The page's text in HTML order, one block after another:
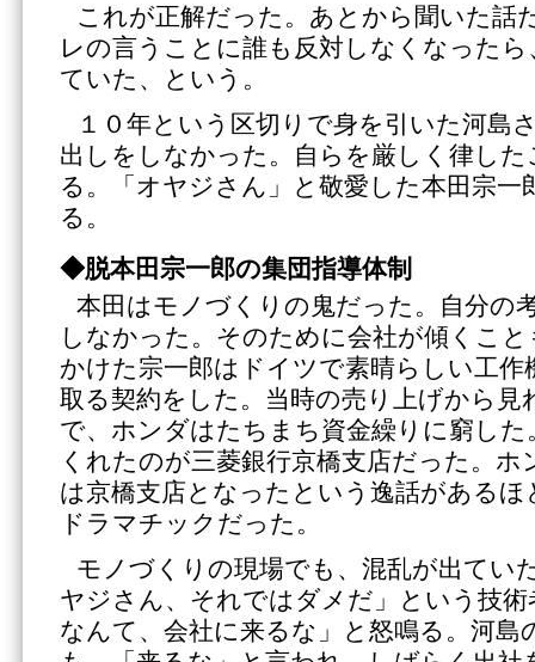
これが正解だった。あとから聞いた話
レの言うことに誰も反対しなくなった
ていた、という。
１０年という区切りで身を引いた河島
出しをしなかった。自らを厳しく律し
る。「オヤジさん」と敬愛した本田宗一
る。
◆脱本田宗一郎の集団指導体制
本田はモノづくりの鬼だった。自分の
しなかった。そのために会社が傾くこ
かけた宗一郎はドイツで素晴らしい工作
取る契約をした。当時の売り上げから見
で、ホンダはたちまち資金繰りに窮した
くれたのが三菱銀行京橋支店だった。
は京橋支店となったという逸話がある
ドラマチックだった。
モノづくりの現場でも、混乱が出てい
ヤジさん、それではダメだ」という技
なんて、会社に来るな」と怒鳴る。河島